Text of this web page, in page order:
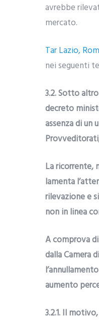
avrebbe
mercato.
Tar Lazio,
nei seguenti
3.2. Sotto
decreto
assenza di
La ricorrente,
lamenta
rilevazione e
non in linea
A comprova
dalla Camera
aumento
3.2.1. Il